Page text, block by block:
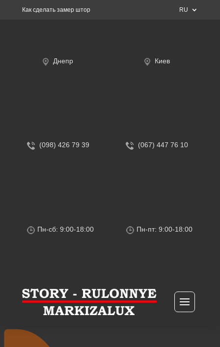
Как сделать замер штор RU
Днепр
(098) 426 79 39
Пн-сб: 9:00-18:00
Киев
(067) 447 76 10
Пн-пт: 9:00-18:00